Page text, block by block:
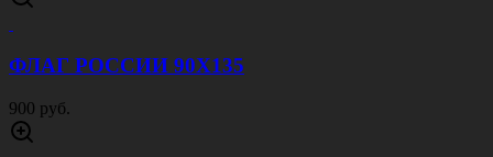
ФЛАГ РОССИИ 90Х135
900 руб.